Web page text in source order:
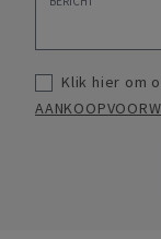
Klik hier om